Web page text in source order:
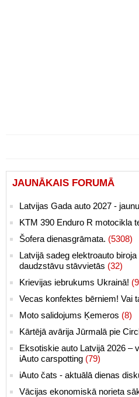
JAUNĀKAIS FORUMĀ
Latvijas Gada auto 2027 -
KTM 390 Enduro R motocikla
Šofera dienasgrāmata. (5308)
Latvijā sadeg elektroauto
daudzstāvu stāvvietās (32)
Krievijas iebrukums Ukrainā!
Vecas konfektes bērniem! Vai
Moto salidojums Ķemeros (8)
Kārtējā avārija Jūrmalā pie
Eksotiskie auto Latvijā 2026 –
iAuto carspotting (79)
iAuto čats - aktuālā dienas
Vācijas ekonomiskā norieta